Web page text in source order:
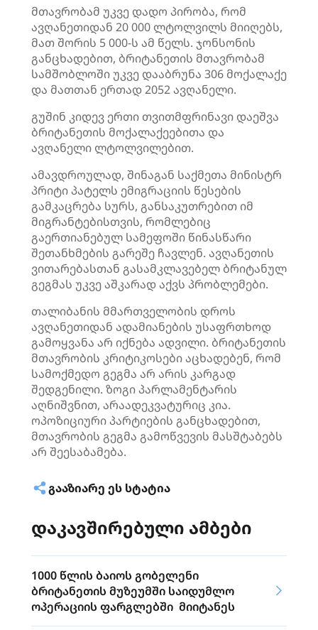
მთავრობამ უკვე დადო პირობა, რომ
ავღანეთიდან 20 000 ლტოლვილს მიიღებს,
მათ შორის 5 000-ს ამ წელს. ჯონსონის
განცხადებით, ბრიტანეთის მთავრობამ
სამშობლოში უკვე დააბრუნა 306 მოქალაქე
და მათთან ერთად 2052 ავღანელი.
გუშინ კიდევ ერთი თვითმფრინავი დაეშვა
ბრიტანეთის მოქალაქეებითა და
ავღანელი ლტოლვილებით.
ამავდროულად, შინაგან საქმეთა მინისტრ
პრიტი პატელს ემიგრაციის წესების
გამკაცრება სურს, განსაკუთრებით იმ
მიგრანტებისთვის, რომლებიც
გაერთიანებულ სამეფოში წინასწარი
შეთანხმების გარეშე ჩავლენ. ავღანეთის
ვითარებასთან გასამკლავებელ ბრიტანულ
გეგმას უკვე აშკარად აქვს პრობლემები.
თალიბანის მმართველობის დროს
ავღანეთიდან ადამიანების უსაფრთხოდ
გამოყვანა არ იქნება ადვილი. ბრიტანეთის
მთავრობის კრიტიკოსები აცხადებენ, რომ
სამოქმედო გეგმა არ არის კარგად
შედგენილი. ზოგი პარლამენტარის
აღნიშვნით, არაადეკვატურიც კია.
ოპოზიციური პარტიების განცხადებით,
მთავრობის გეგმა გამოწვევის მასშტაბებს
არ შეესაბამება.
ᲒᲐᲐᲖᲘᲐᲠᲔ ᲔᲡ ᲡᲢᲐᲢᲘᲐ
დაკავშირებული ამბები
1000 წლის ბაიოს გობელენი
ბრიტანეთის მუზეუმში საიდუმლო
ოპერაციის ფარგლებში მიიტანეს